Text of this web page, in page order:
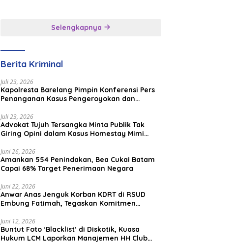
Selengkapnya
Berita Kriminal
Juli 23, 2026
Kapolresta Barelang Pimpin Konferensi Pers
Penanganan Kasus Pengeroyokan dan
Juli 23, 2026
Advokat Tujuh Tersangka Minta Publik Tak
Giring Opini dalam Kasus Homestay Mimi
Juni 26, 2026
Amankan 554 Penindakan, Bea Cukai Batam
Capai 68% Target Penerimaan Negara
Juni 22, 2026
Anwar Anas Jenguk Korban KDRT di RSUD
Embung Fatimah, Tegaskan Komitmen
Juni 12, 2026
Buntut Foto ‘Blacklist’ di Diskotik, Kuasa
Hukum LCM Laporkan Manajemen HH Club